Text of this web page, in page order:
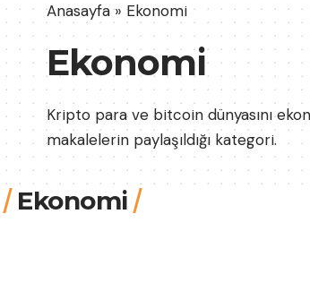
Anasayfa» Ekonomi
Ekonomi
Kripto para ve bitcoin dünyasını
makalelerin paylaşıldığı kategori.
Ekonomi